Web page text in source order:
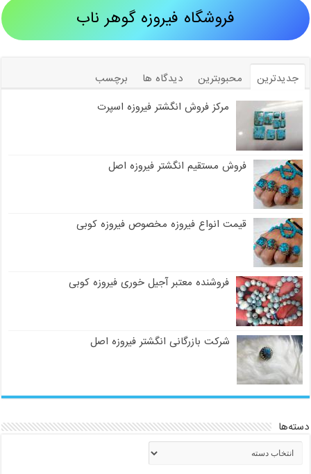
فروشگاه فیروزه گوهر ناب
جدیدترین محبوبترین دیدگاه ها
برچسب
مرکز فروش انگشتر فیروزه اسپرت
فروش مستقیم انگشتر فیروزه اصل
قیمت انواع فیروزه مخصوص فیروزه کوبی
فروشنده معتبر آجیل خوری فیروزه کوبی
شرکت بازرگانی انگشتر فیروزه اصل
دسته‌ها
دسته‌ها